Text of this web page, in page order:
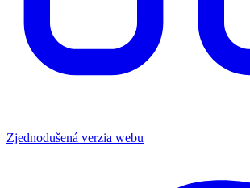
Zjednodušená verzia webu